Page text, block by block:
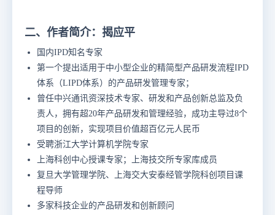
二、作者简介：揭应平
国内IPD知名专家
第一个提出适用于中小型企业的精简型产品研发流程IPD
体系（LIPD体系）的产品研发管理专家；
曾任中兴通讯资深技术专家、研发和产品创新总监及负
责人，拥有超20年产品研发和管理经验，成功主导过8个
项目的创新，实现项目价值超百亿元人民币
受聘浙江大学计算机学院专家
上海科创中心授课专家；上海技交所专家库成员
复旦大学管理学院、上海交大安泰经管学院科创项目课
程导师
多家科技企业的产品研发和创新顾问